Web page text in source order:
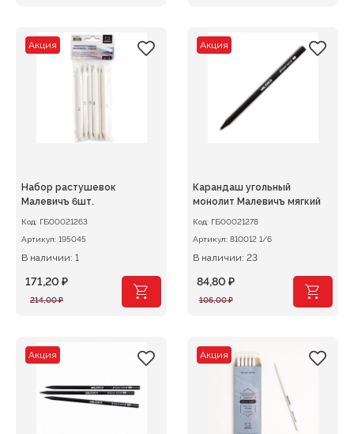
293,00 ₽.
284,00 ₽.
Акция
Набор растушевок
Малевичъ 6шт.
Код: ГБ00021263
Артикул: 195045
В наличии: 1
214,00₽
Первоначальная
214,00 ₽.
171,20 ₽
Текущая
Акция
Карандаш угольный
монолит Малевичъ мягкий
Код: ГБ00021278
Артикул:
810012 1/6
В наличии: 23
106,00₽
Первоначальная
106,00 ₽.
84,80 ₽
Текущая
Акция Акция